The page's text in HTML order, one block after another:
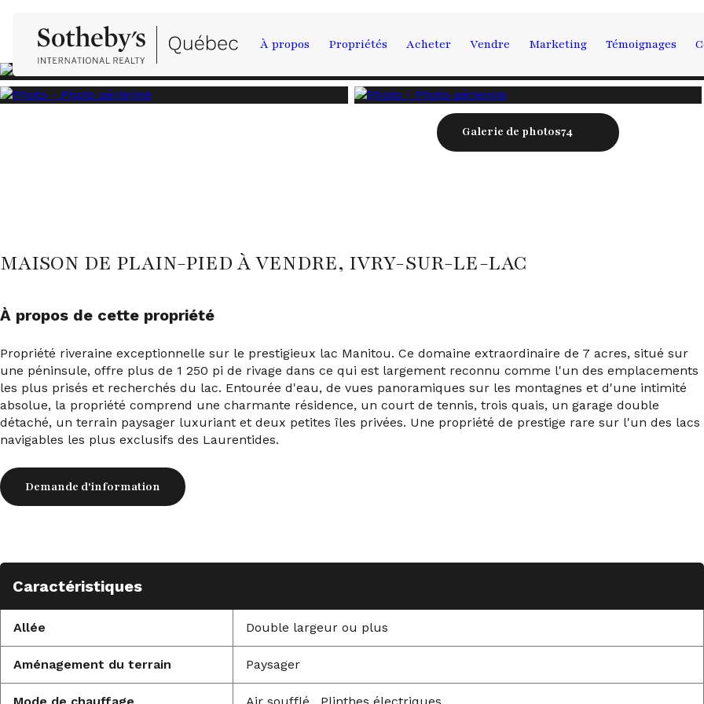
À propos Propriétés Acheter Vendre Marketing Témoignages
Galerie de photos74
MAISON DE PLAIN-PIED À VENDRE, IVRY-SUR-LE-LAC
À propos de cette propriété
Propriété riveraine exceptionnelle sur le prestigieux lac Manitou. Ce domaine extraordinaire de 7 acres, situé sur
une péninsule, offre plus de 1 250 pi de rivage dans ce qui est largement reconnu comme l'un des emplacements
les plus prisés et recherchés du lac. Entourée d'eau, de vues panoramiques sur les montagnes et d'une intimité
absolue, la propriété comprend une charmante résidence, un court de tennis, trois quais, un garage double
détaché, un terrain paysager luxuriant et deux petites îles privées. Une propriété de prestige rare sur l'un des lacs
navigables les plus exclusifs des Laurentides.
Demande d'information
Caractéristiques
Allée Double largeur ou plus
Aménagement du terrain Paysager